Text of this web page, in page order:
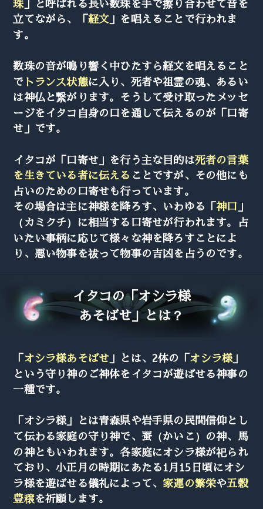
珠」と呼ばれる長い数珠を手で擦り合わせて音を
立てながら、「経文 」を唱えることで行われま
す。
数珠の音が鳴り響く中ひたすら経文を唱えること
で トランス状態に入り、死者や祖霊の魂、あるい
は神仏と繋がります。そうして受け取ったメッセ
ージをイタコ自身の口を通して伝えるのが「口寄
せ」です。
イタコが「口寄せ」を行う主な目的は死者の言葉
を生きている者に伝える ことですが、その他にも
占いのための口寄せも行っています。
その場合は主に神様を降ろす、いわゆる「神口 」
（カミクチ）に相当する口寄せが行われます。占
いたい事柄に応じて様々な神を降ろすことによ
り、悪い物事を祓って物事の吉凶を占うのです。
イタコの「オシラ様
あそばせ」とは？
「オシラ様あそばせ 」とは、2体の「オシラ様」
という守り神のご神体をイタコが遊ばせる神事の
一種です。
「オシラ様」とは青森県や岩手県の民間信仰とし
て伝わる家庭の守り神で、蚕（かいこ）の神、馬
の神ともいわれます。各家庭にオシラ様が祀られ
ており、小正月の時期にあたる1月15日頃にオシ
ラ様を遊ばせる儀礼によって、 家運の繁栄や五穀
豊穣を祈願します。